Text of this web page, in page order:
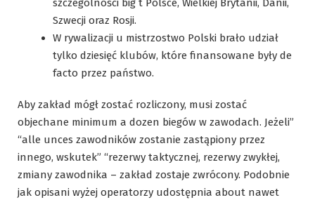
szczególności big t Polsce, Wielkiej Brytanii, Danii,
Szwecji oraz Rosji.
W rywalizacji u mistrzostwo Polski brało udział
tylko dziesięć klubów, które finansowane były de
facto przez państwo.
Aby zakład mógł zostać rozliczony, musi zostać
objechane minimum a dozen biegów w zawodach. Jeżeli”
“alle unces zawodników zostanie zastąpiony przez
innego, wskutek” “rezerwy taktycznej, rezerwy zwykłej,
zmiany zawodnika – zakład zostaje zwrócony. Podobnie
jak opisani wyżej operatorzy udostępnia about nawet